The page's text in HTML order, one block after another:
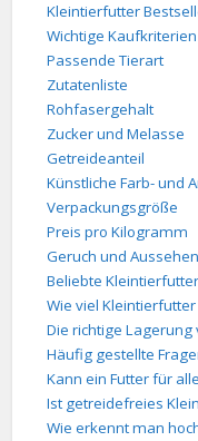
Kleintierfutter
Wichtige
Passende Tierart
Zutatenliste
Rohfasergehalt
Zucker und Melasse
Getreideanteil
Künstliche Farb- und
Verpackungsgröße
Preis pro Kilogramm
Geruch und Aussehen
Beliebte
Wie viel
Die richtige
Häufig gestellte
Kann ein Futter für
Ist getreidefreies
Wie erkennt man